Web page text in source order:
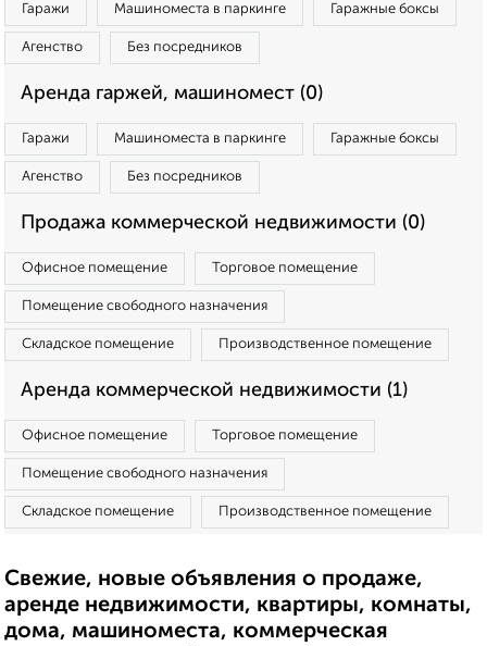
Гаражи Машиноместа в паркинге Гаражные боксы
Агенство Без посредников
Аренда гаржей, машиномест (0)
Гаражи Машиноместа в паркинге Гаражные боксы
Агенство Без посредников
Продажа коммерческой недвижимости (0)
Офисное помещение Торговое помещение
Помещение свободного назначения
Складское помещение Производственное помещение
Аренда коммерческой недвижимости (1)
Офисное помещение Торговое помещение
Помещение свободного назначения
Складское помещение Производственное помещение
Свежие, новые объявления о продаже,
аренде недвижимости, квартиры, комнаты,
дома, машиноместа, коммерческая